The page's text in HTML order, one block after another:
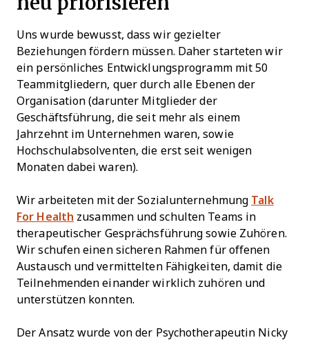
Uns wurde bewusst, dass wir gezielter
Beziehungen fördern müssen. Daher starteten wir
ein persönliches Entwicklungsprogramm mit 50
Teammitgliedern, quer durch alle Ebenen der
Organisation (darunter Mitglieder der
Geschäftsführung, die seit mehr als einem
Jahrzehnt im Unternehmen waren, sowie
Hochschulabsolventen, die erst seit wenigen
Monaten dabei waren).
Wir arbeiteten mit der Sozialunternehmung Talk
For Health zusammen und schulten Teams in
therapeutischer Gesprächsführung sowie Zuhören.
Wir schufen einen sicheren Rahmen für offenen
Austausch und vermittelten Fähigkeiten, damit die
Teilnehmenden einander wirklich zuhören und
unterstützen konnten.
Der Ansatz wurde von der Psychotherapeutin Nicky